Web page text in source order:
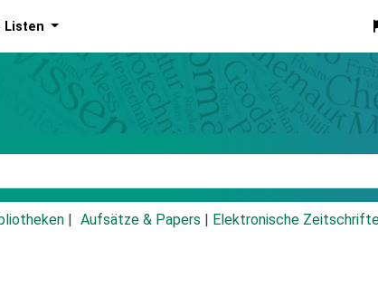
Listen
Aufsätze & Papers Elektronische